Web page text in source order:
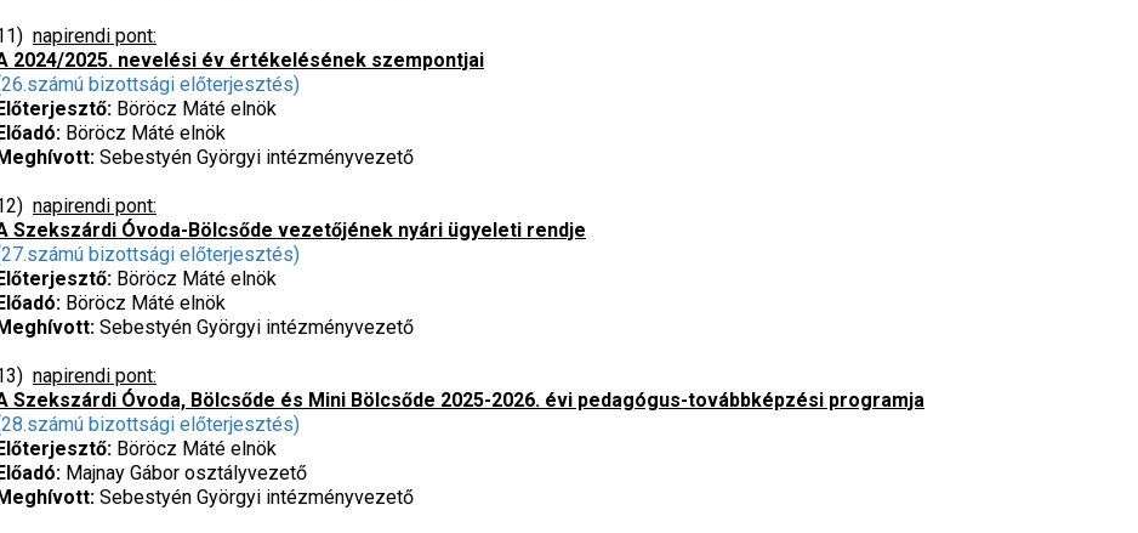
napirendi pont:
2024/2025. nevelési év értékelésének szempontjai
bizottsági előterjesztés)
Böröcz Máté elnök
Böröcz Máté elnök
Sebestyén Györgyi intézményvezető
napirendi pont:
Szekszárdi Óvoda-Bölcsőde vezetőjének nyári ügyeleti rendje
bizottsági előterjesztés)
Böröcz Máté elnök
Böröcz Máté elnök
Sebestyén Györgyi intézményvezető
napirendi pont:
Szekszárdi Óvoda, Bölcsőde és Mini Bölcsőde 2025-2026. évi pedagógus-továbbképzési programja
bizottsági előterjesztés)
Böröcz Máté elnök
Majnay Gábor osztályvezető
Sebestyén Györgyi intézményvezető